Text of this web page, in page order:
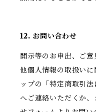
12. お問い合わせ
開示等のお申出、ご
他個人情報の取扱い
ップの「特定商取引
へご連絡いただくか